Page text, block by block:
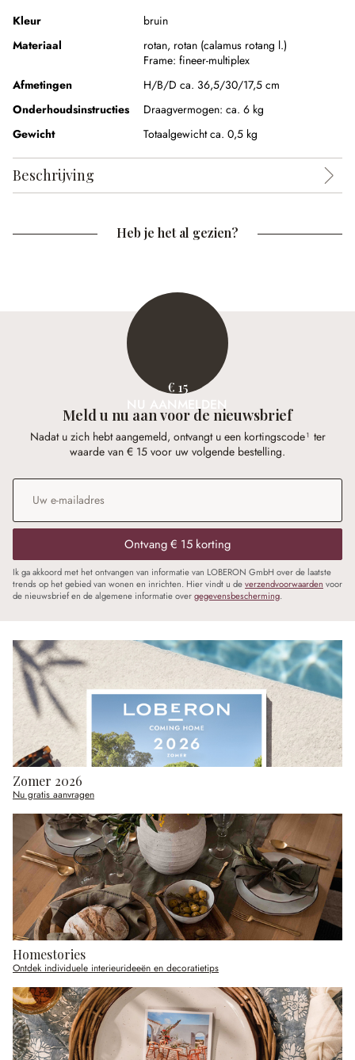
Kleur
bruin
Materiaal
rotan, rotan (calamus rotang l.)
Frame: fineer-multiplex
Afmetingen
H/B/D ca. 36,5/30/17,5 cm
Onderhoudsinstructies
Draagvermogen: ca. 6 kg
Gewicht
Totaalgewicht ca. 0,5 kg
Beschrijving
Heb je het al gezien?
€ 15
NU AANMELDEN
Meld u nu aan voor de nieuwsbrief
Nadat u zich hebt aangemeld, ontvangt u een kortingscode¹ ter
waarde van € 15 voor uw volgende bestelling.
E-mailadres
Ontvang € 15 korting
Ik ga akkoord met het ontvangen van informatie van LOBERON GmbH over de laatste
trends op het gebied van wonen en inrichten. Hier vindt u deverzendvoorwaarden voor
de nieuwsbrief en de algemene informatie overgegevensbescherming.
Zomer 2026
Nu gratis aanvragen
Homestories
Ontdek individuele interieurideeën en decoratietips